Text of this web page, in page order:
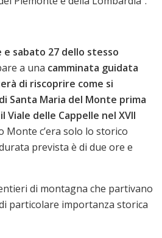
sabato 27 dello stesso
a una camminata guidata
di riscoprire come si
Santa Maria del Monte prima
Viale delle Cappelle nel XVII
Monte c’era solo lo storico
prevista è di due ore e
di montagna che partivano
particolare importanza storica